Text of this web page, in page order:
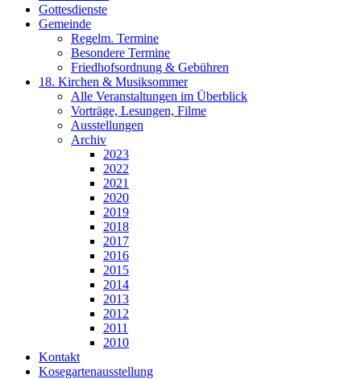
Gottesdienste
Gemeinde
Regelm. Termine
Besondere Termine
Friedhofsordnung & Gebühren
18. Kirchen & Musiksommer
Alle Veranstaltungen im Überblick
Vorträge, Lesungen, Filme
Ausstellungen
Archiv
2023
2022
2021
2020
2019
2018
2017
2016
2015
2014
2013
2012
2011
2010
Kontakt
Kosegartenausstellung